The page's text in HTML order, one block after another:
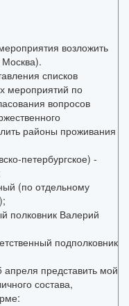
возложить
списков
мероприятий по
вопросов
районы проживания
петербургское) -
(по отдельному
полковник Валерий
подполковник
представить мой
состава,